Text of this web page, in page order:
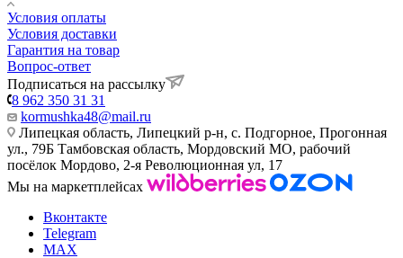
Условия оплаты
Условия доставки
Гарантия на товар
Вопрос-ответ
Подписаться на рассылку
8 962 350 31 31
kormushka48@mail.ru
Липецкая область, Липецкий р-н, с. Подгорное, Прогонная
ул., 79Б Тамбовская область, Мордовский МО, рабочий
посёлок Мордово, 2-я Революционная ул, 17
Мы на маркетплейсах
Вконтакте
Telegram
MAX